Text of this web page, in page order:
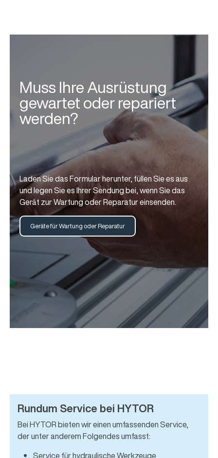
Muss Ihre Ausrüstung
gewartet oder repariert
werden?
Laden Sie das Formular herunter, füllen Sie es aus
und legen Sie es Ihrer Sendung bei, wenn Sie das
Gerät zur Wartung oder Reparatur einsenden.
Geräte für Wartung oder Reparatur
Rundum Service bei HYTOR
Bei HYTOR bieten wir einen umfassenden Service,
der unter anderem Folgendes umfasst: